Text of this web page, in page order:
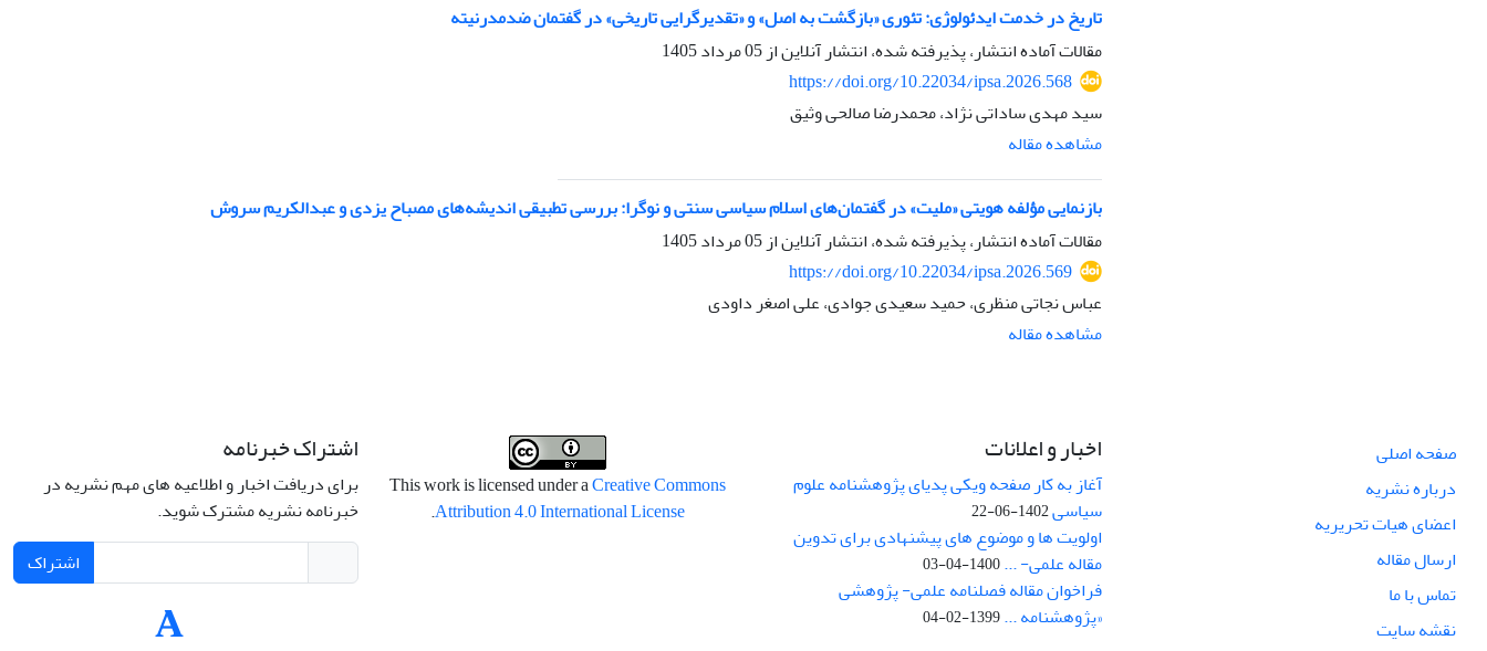
تاریخ در خدمت ایدئولوژی: تئوری «بازگشت به اصل» و «تقدیرگرایی تاریخی» در گفتمان ضدمدرنیته
مقالات آماده انتشار، پذیرفته شده، انتشار آنلاین از05 مرداد 1405
https://doi.org/10.22034/ipsa.2026.568
سید مهدی ساداتی نژاد، محمدرضا صالحی وثیق
مشاهده مقاله
بازنمایی مؤلفه هویتی «ملیت» در گفتمان‌های اسلام سیاسی سنتی و نوگرا: بررسی تطبیقی اندیشه‌های مصباح یزدی و عبدالکریم سروش
مقالات آماده انتشار، پذیرفته شده، انتشار آنلاین از05 مرداد 1405
https://doi.org/10.22034/ipsa.2026.569
عباس نجاتی منظری، حمید سعیدی جوادی، علی اصغر داودی
مشاهده مقاله
صفحه اصلی
درباره نشریه
اعضای هیات تحریریه
ارسال مقاله
تماس با ما
نقشه سایت
اخبار و اعلانات
آغاز به کار صفحه ویکی پدیای پژوهشنامه علوم
سیاسی1402-06-22
اولویت ها و موضوع های پیشنهادی برای تدوین
مقاله علمی- ...1400-04-03
فراخوان مقاله فصلنامه علمی- پژوهشی
«پژوهشنامه ...1399-02-04
This work is licensed under aCreative Commons
Attribution 4.0 International License
.
اشتراک خبرنامه
برای دریافت اخبار و اطلاعیه های مهم نشریه در
خبرنامه نشریه مشترک شوید.
اشتراک